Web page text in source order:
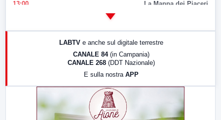
13:00 La Mappa dei Piaceri
LABTV e anche sul digitale terrestre
CANALE 84 (in Campania)
CANALE 268 (DDT Nazionale)
E sulla nostra APP